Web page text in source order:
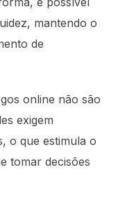
mantendo o
de
online não são
exigem
o que estimula o
tomar decisões